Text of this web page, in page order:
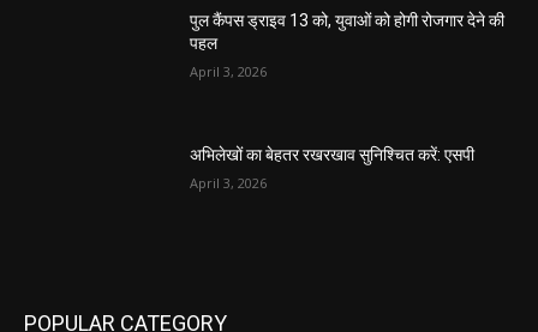
पुल कैंपस ड्राइव 13 को, युवाओं को होगी रोजगार देने की
पहल
April 3, 2026
अभिलेखों का बेहतर रखरखाव सुनिश्चित करें: एसपी
April 3, 2026
POPULAR CATEGORY